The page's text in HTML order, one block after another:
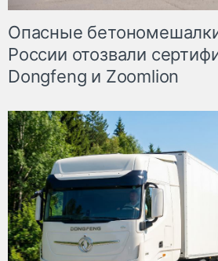
Опасные
России отозвали
Dongfeng и Zoomlion